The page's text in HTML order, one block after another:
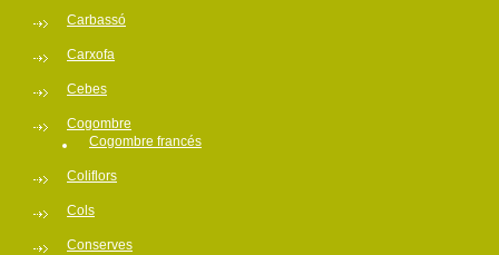
Carbassó
Carxofa
Cebes
Cogombre
Cogombre francés
Coliflors
Cols
Conserves